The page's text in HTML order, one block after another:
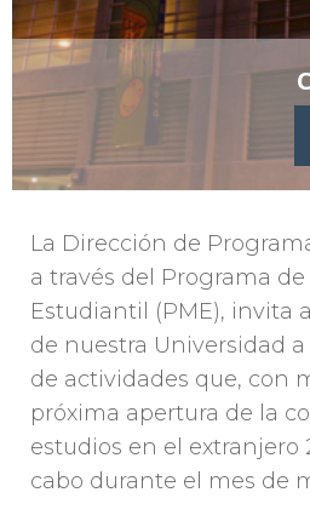
La Dirección de
a través del Programa
Estudiantil (PME), invita
de nuestra Universidad
de actividades que, con
próxima apertura de la
estudios en el extranjero
cabo durante el mes de